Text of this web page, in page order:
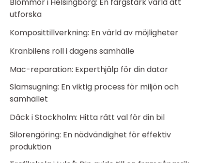
utforska
Komposittillverkning: En värld av möjligheter
Kranbilens roll i dagens samhälle
Mac-reparation: Experthjälp för din dator
Slamsugning: En viktig process för miljön och
samhället
Däck i Stockholm: Hitta rätt val för din bil
Silorengöring: En nödvändighet för effektiv
produktion